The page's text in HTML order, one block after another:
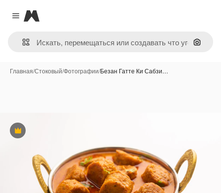
Close menu
Magnific
Поиск
Главная/Стоковый/Фотографии/Безан Гатте Ки Сабзи…
Премиум